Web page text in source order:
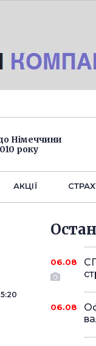
Німеччини
року
АКЦІЇ
06.08
06.08